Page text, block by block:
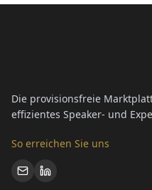
Die provisionsfreie
effizientes Speaker- und
So erreichen Sie uns